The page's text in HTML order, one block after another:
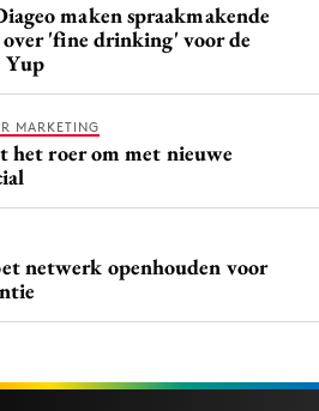
maken spraakmakende
'fine drinking' voor de
Yup
MARKETING
het roer om met nieuwe
netwerk openhouden voor